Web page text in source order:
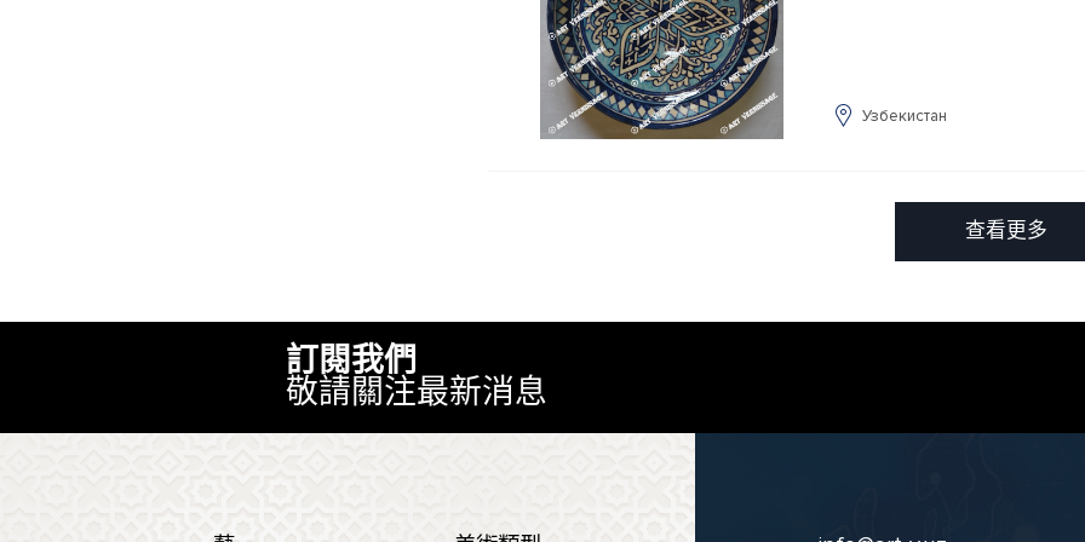
Узбекистан
查看更多
訂閱我們
敬請關注最新消息